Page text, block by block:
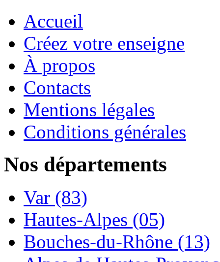
Accueil
Créez votre enseigne
À propos
Contacts
Mentions légales
Conditions générales
Nos départements
Var (83)
Hautes-Alpes (05)
Bouches-du-Rhône (13)